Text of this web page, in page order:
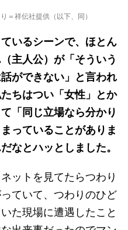
＝祥伝社提供（以下、同）
いるシーンで、ほとん
主人公）が「そういう
ができない」と言われ
ちはつい「女性」とか
「同じ立場なら分かり
っていることがありま
なとハッとしました。
ットを見てたらつわり
ていて、つわりのひど
た現場に遭遇したこと